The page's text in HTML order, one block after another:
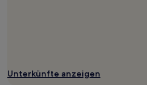
Unterkünfte anzeigen